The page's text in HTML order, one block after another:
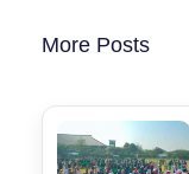
More Posts